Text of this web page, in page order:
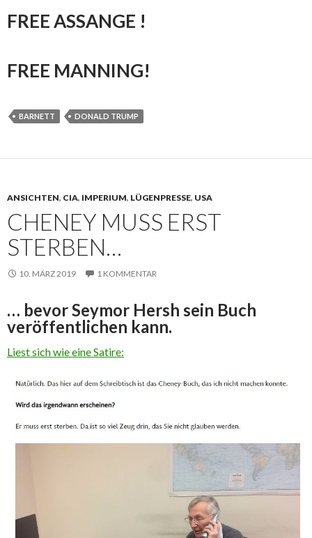
FREE ASSANGE !
FREE MANNING!
BARNETT DONALD TRUMP
ANSICHTEN, CIA, IMPERIUM, LÜGENPRESSE, USA
CHENEY MUSS ERST
STERBEN…
10. MÄRZ 2019 1 KOMMENTAR
… bevor Seymor Hersh sein Buch
veröffentlichen kann.
Liest sich wie eine Satire: